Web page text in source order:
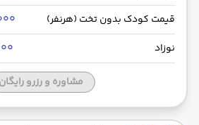
قیمت کودک بدون تخت (هرنفر)
نوزاد
مشاوره و رزرو رایگان